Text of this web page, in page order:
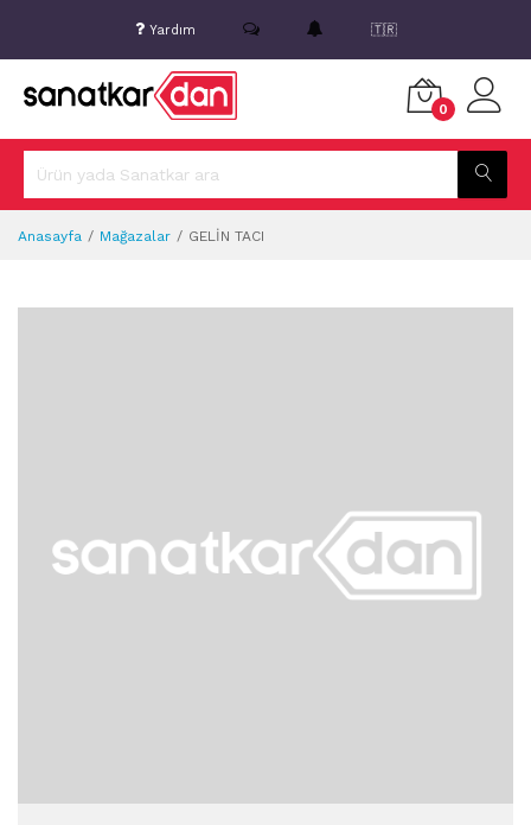
Yardım 🇹🇷
0
Anasayfa Mağazalar GELİN TACI